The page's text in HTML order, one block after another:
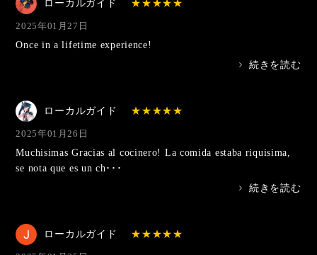
ローカルガイド
2025年01月27日
Once in a lifetime experience!
>
続きを読む
ローカルガイド
2025年01月26日
Muchisimas Gracias al cocinero! La comida estaba riquisima,
se nota que es un ch･･･
>
続きを読む
ローカルガイド